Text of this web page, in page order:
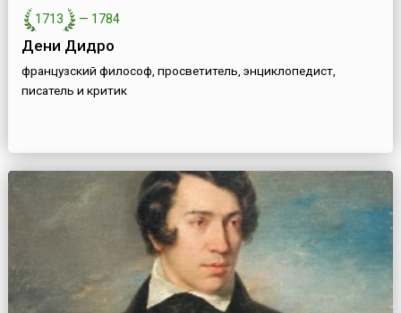
1713 — 1784
Дени Дидро
французский философ, просветитель, энциклопедист,
писатель и критик